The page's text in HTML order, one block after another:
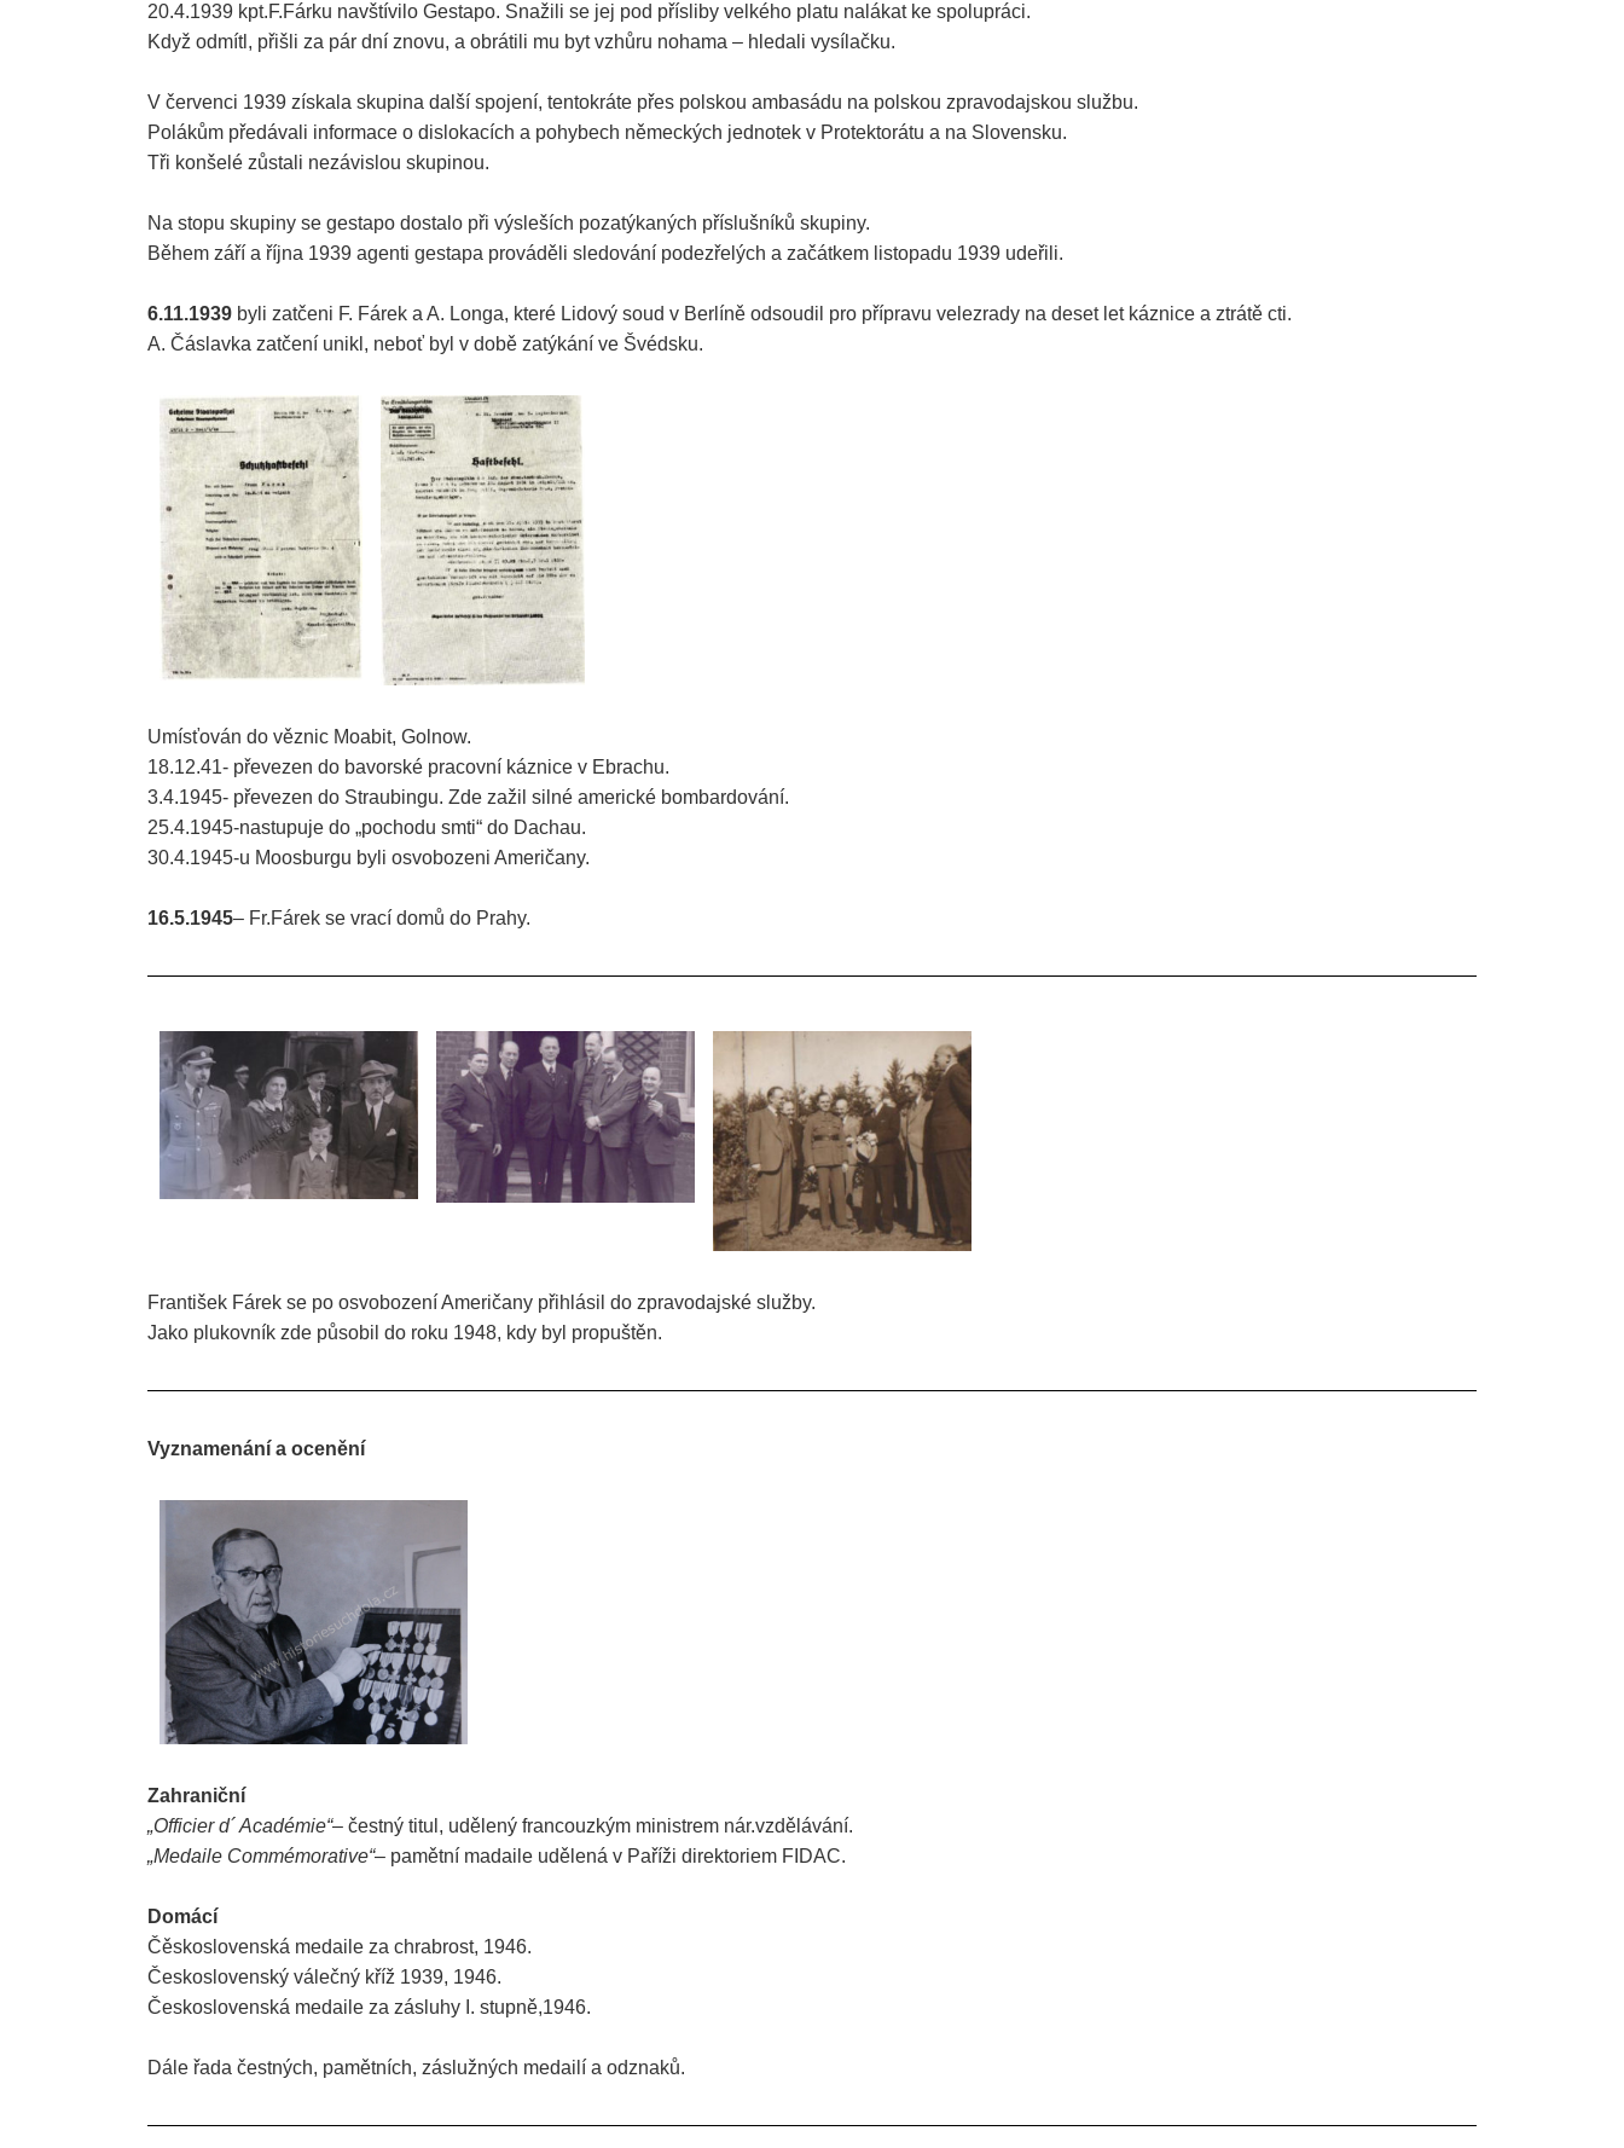
20.4.1939 kpt.F.Fárku navštívilo Gestapo. Snažili se jej pod přísliby velkého platu nalákat ke spolupráci.
Když odmítl, přišli za pár dní znovu, a obrátili mu byt vzhůru nohama – hledali vysílačku.
V červenci 1939 získala skupina další spojení, tentokráte přes polskou ambasádu na polskou zpravodajskou službu.
Polákům předávali informace o dislokacích a pohybech německých jednotek v Protektorátu a na Slovensku.
Tři konšelé zůstali nezávislou skupinou.
Na stopu skupiny se gestapo dostalo při výsleších pozatýkaných příslušníků skupiny.
Během září a října 1939 agenti gestapa prováděli sledování podezřelých a začátkem listopadu 1939 udeřili.
6.11.1939 byli zatčeni F. Fárek a A. Longa, které Lidový soud v Berlíně odsoudil pro přípravu velezrady na deset let káznice a ztrátě cti.
A. Čáslavka zatčení unikl, neboť byl v době zatýkání ve Švédsku.
Umísťován do věznic Moabit, Golnow.
18.12.41- převezen do bavorské pracovní káznice v Ebrachu.
3.4.1945- převezen do Straubingu. Zde zažil silné americké bombardování.
25.4.1945-nastupuje do „pochodu smti“ do Dachau.
30.4.1945-u Moosburgu byli osvobozeni Američany.
16.5.1945– Fr.Fárek se vrací domů do Prahy.
František Fárek se po osvobození Američany přihlásil do zpravodajské služby.
Jako plukovník zde působil do roku 1948, kdy byl propuštěn.
Vyznamenání a ocenění
Zahraniční
„Officier d´ Académie“– čestný titul, udělený francouzkým ministrem nár.vzdělávání.
„Medaile Commémorative“– pamětní madaile udělená v Paříži direktoriem FIDAC.
Domácí
Čěskoslovenská medaile za chrabrost, 1946.
Československý válečný kříž 1939, 1946.
Československá medaile za zásluhy I. stupně,1946.
Dále řada čestných, pamětních, záslužných medailí a odznaků.